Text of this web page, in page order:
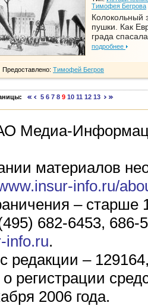
Тимофея Бегрова
Колокольный
пушки. Как
града
подробнее
Предоставлено: Тимофей Бегров
5 6 7 8 9 10 11 12 13
Медиа-
материалов
info.ru/
– старше
682-6453, 686-
info.ru.
редакции –
о регистрации
2006 года.